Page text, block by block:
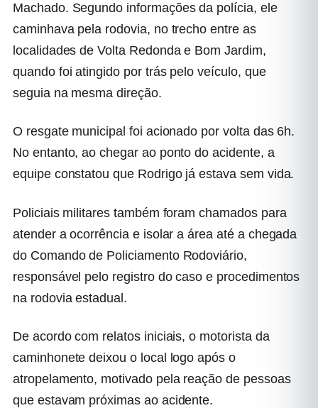
Machado. Segundo informações da polícia, ele
caminhava pela rodovia, no trecho entre as
localidades de Volta Redonda e Bom Jardim,
quando foi atingido por trás pelo veículo, que
seguia na mesma direção.
O resgate municipal foi acionado por volta das 6h.
No entanto, ao chegar ao ponto do acidente, a
equipe constatou que Rodrigo já estava sem vida.
Policiais militares também foram chamados para
atender a ocorrência e isolar a área até a chegada
do Comando de Policiamento Rodoviário,
responsável pelo registro do caso e procedimentos
na rodovia estadual.
De acordo com relatos iniciais, o motorista da
caminhonete deixou o local logo após o
atropelamento, motivado pela reação de pessoas
que estavam próximas ao acidente.